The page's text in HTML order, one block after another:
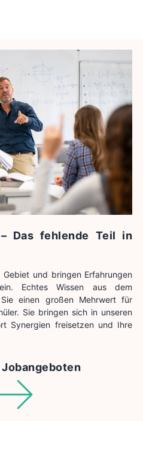
Das fehlende Teil in
und bringen Erfahrungen
Echtes Wissen aus dem
einen großen Mehrwert für
Sie bringen sich in unseren
Synergien freisetzen und Ihre